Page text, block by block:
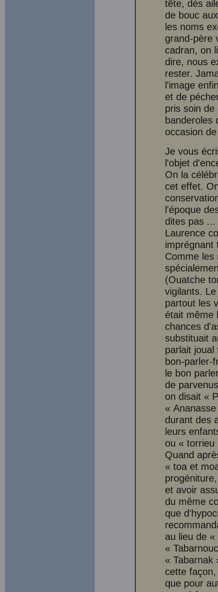
tête, dés
de bouc
les noms
grand-père
cadran, on
dire, nous
rester.
l'image
et de
pris soin
banderoles
occasion
Je vous
l'objet
On la
cet effet.
l'époque
dites pas
Laurence
imprégnant
Comme
(Ouatche
vigilants.
partout les
était même
chances
substituait
parlait joual
bon-parler-
le bon
de
on disait «
«
durant des
leurs
ou « torrieu
Quand
« toa et
et avoir
du même
que
au lieu de
«
« Tabarnak
cette
que pour